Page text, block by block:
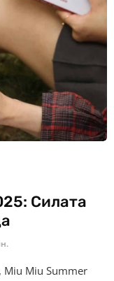
Силата
Miu Miu Summer